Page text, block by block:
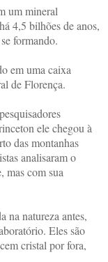
um mineral
4,5 bilhões de anos,
formando.
em uma caixa
de Florença.
ele chegou à
das montanhas
analisaram o
mas com sua
na natureza antes,
Eles são
cristal por fora,